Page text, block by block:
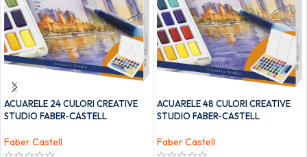
ACUARELE 24 CULORI CREATIVE
STUDIO FABER-CASTELL
Faber Castell
ACUARELE 48 CULORI CREATIVE
STUDIO FABER-CASTELL
Faber Castell